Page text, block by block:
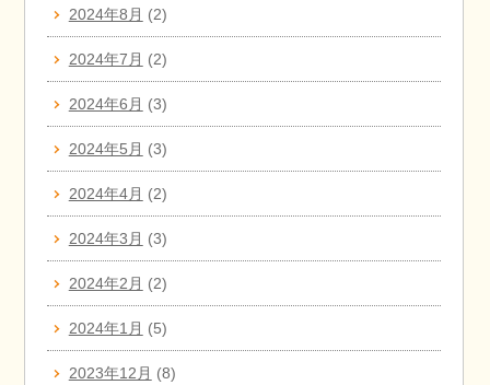
2024年8月 (2)
2024年7月 (2)
2024年6月 (3)
2024年5月 (3)
2024年4月 (2)
2024年3月 (3)
2024年2月 (2)
2024年1月 (5)
2023年12月 (8)